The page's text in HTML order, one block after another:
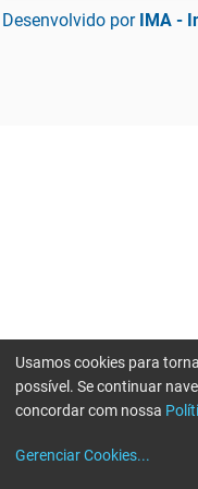
Desenvolvido por IMA -
Usamos cookies para
possível. Se continuar
concordar com nossa
Gerenciar Cookies...
Erro ao enviar